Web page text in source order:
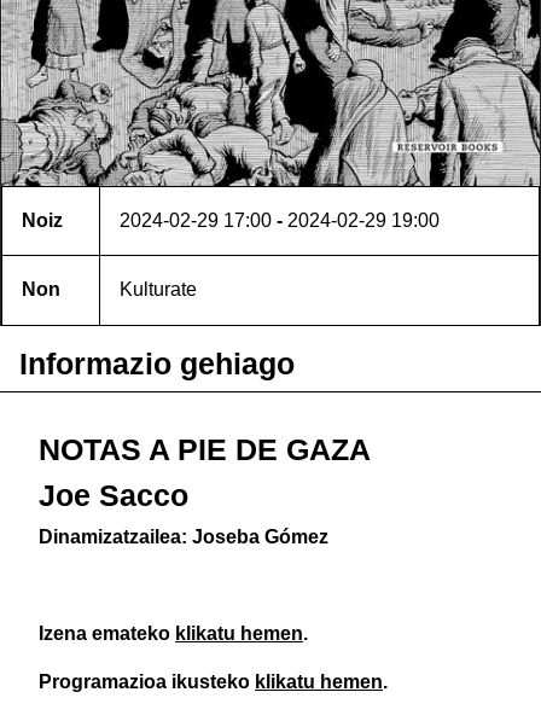
Noiz 2024-02-29 17:00 - 2024-02-29 19:00
Non Kulturate
Informazio gehiago
NOTAS A PIE DE GAZA
Joe Sacco
Dinamizatzailea: Joseba Gómez
Izena emateko klikatu hemen.
Programazioa ikusteko klikatu hemen.